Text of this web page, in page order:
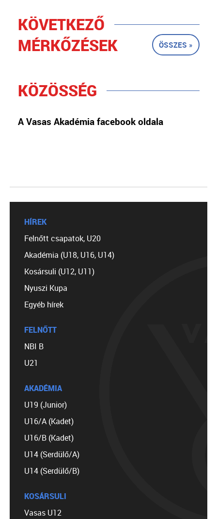
KÖVETKEZŐ
MÉRKŐZÉSEK
ÖSSZES »
KÖZÖSSÉG
A Vasas Akadémia facebook oldala
HÍREK
Felnőtt csapatok, U20
Akadémia (U18, U16, U14)
Kosársuli (U12, U11)
Nyuszi Kupa
Egyéb hírek
FELNŐTT
NBI B
U21
AKADÉMIA
U19 (Junior)
U16/A (Kadet)
U16/B (Kadet)
U14 (Serdülő/A)
U14 (Serdülő/B)
KOSÁRSULI
Vasas U12